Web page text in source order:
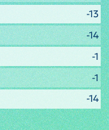
-13
-14
-1
-1
-14